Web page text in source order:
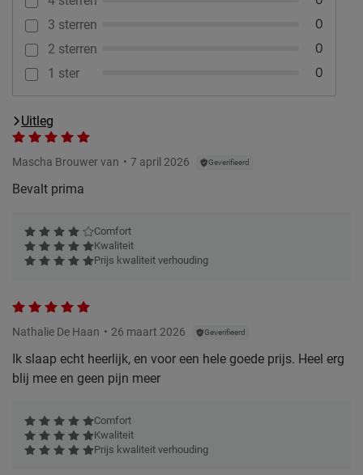
3 sterren 0
2 sterren 0
1 ster 0
Uitleg
Mascha Brouwer van 7 april 2026 Geverifieerd
Bevalt prima
Comfort
Kwaliteit
Prijs kwaliteit verhouding
Nathalie De Haan 26 maart 2026 Geverifieerd
Ik slaap echt heerlijk, en voor een hele goede prijs. Heel erg
blij mee en geen pijn meer
Comfort
Kwaliteit
Prijs kwaliteit verhouding